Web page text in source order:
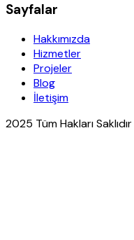
Sayfalar
Hakkımızda
Hizmetler
Projeler
Blog
İletişim
2025 Tüm Hakları Saklıdır